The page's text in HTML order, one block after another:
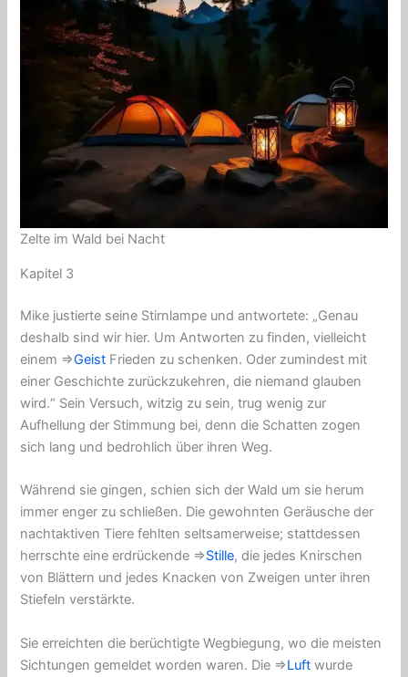
Zelte im Wald bei Nacht
Kapitel 3
Mike justierte seine Stirnlampe und antwortete: „Genau
deshalb sind wir hier. Um Antworten zu finden, vielleicht
einem ⇒Geist Frieden zu schenken. Oder zumindest mit
einer Geschichte zurückzukehren, die niemand glauben
wird.“ Sein Versuch, witzig zu sein, trug wenig zur
Aufhellung der Stimmung bei, denn die Schatten zogen
sich lang und bedrohlich über ihren Weg.
Während sie gingen, schien sich der Wald um sie herum
immer enger zu schließen. Die gewohnten Geräusche der
nachtaktiven Tiere fehlten seltsamerweise; stattdessen
herrschte eine erdrückende ⇒Stille, die jedes Knirschen
von Blättern und jedes Knacken von Zweigen unter ihren
Stiefeln verstärkte.
Sie erreichten die berüchtigte Wegbiegung, wo die meisten
Sichtungen gemeldet worden waren. Die ⇒Luft wurde